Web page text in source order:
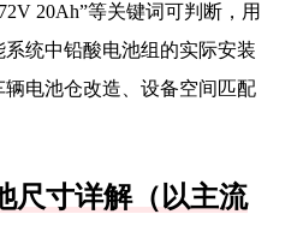
20Ah”等关键词可判断，用
统中铅酸电池组的实际安装
电池仓改造、设备空间匹配
尺寸详解（以主流